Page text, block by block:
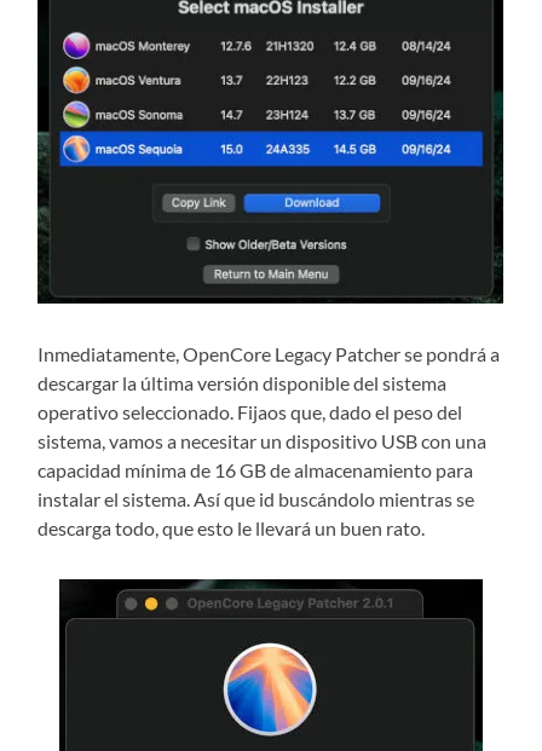
Inmediatamente, OpenCore Legacy Patcher se pondrá a
descargar la última versión disponible del sistema
operativo seleccionado. Fijaos que, dado el peso del
sistema, vamos a necesitar un dispositivo USB con una
capacidad mínima de 16 GB de almacenamiento para
instalar el sistema. Así que id buscándolo mientras se
descarga todo, que esto le llevará un buen rato.